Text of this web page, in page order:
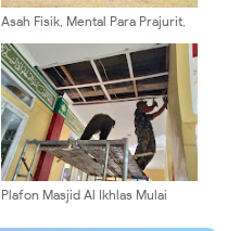
Asah Fisik, Mental Para Prajurit,
Kenaikan Tingkat Pencak Silat
Militer
Plafon Masjid Al Ikhlas Mulai
Mempercantik Tampilannya